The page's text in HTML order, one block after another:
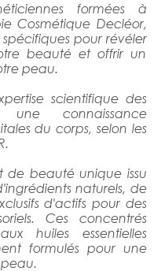
formées à
Cosmétique Decléor,
pour révéler
beauté et offrir un
peau.
scientifique des
connaissance
du corps, selon les
de beauté unique issu
naturels, de
d'actifs pour des
Ces concentrés
huiles essentielles
formulés pour une